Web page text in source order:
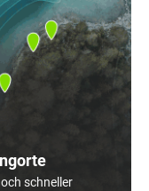
schneller